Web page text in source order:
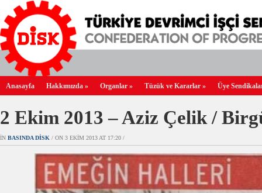
Anasayfa Hakkımızda » Organlar » Tüzük ve Kararlar » Üye
2 Ekim 2013 – Aziz Çelik /
IN BASINDA DİSK / ON 3 EKIM 2013 AT 17:20 /